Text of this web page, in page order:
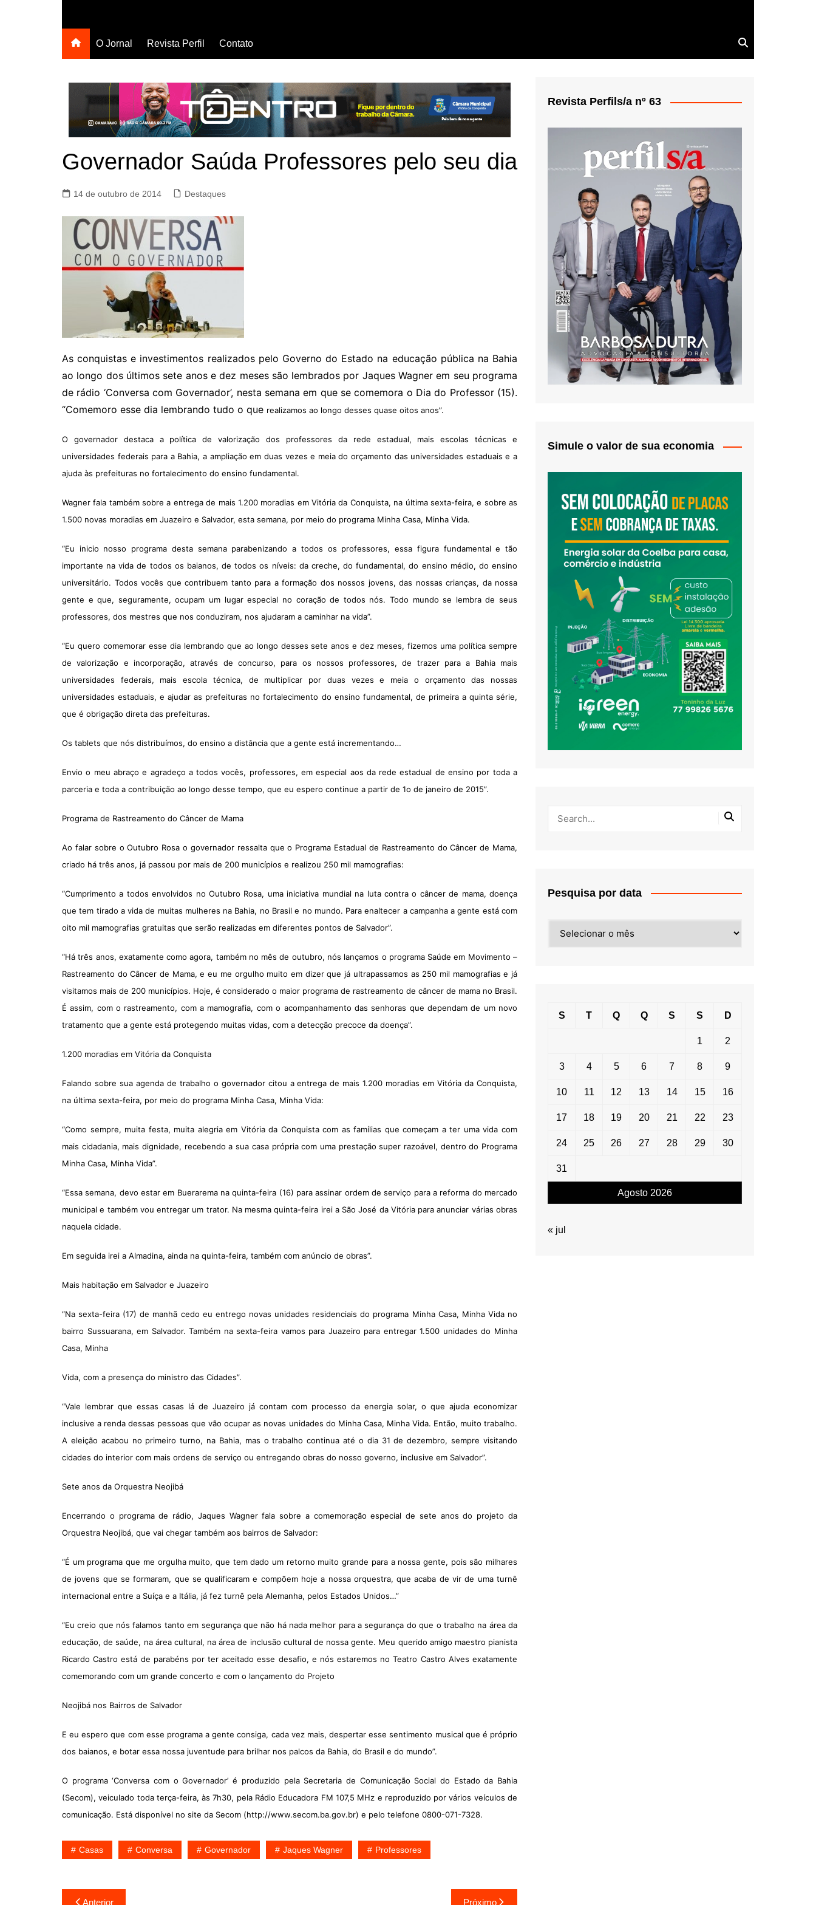
O Jornal Revista Perfil Contato
Governador Saúda Professores pelo seu dia
14 de outubro de 2014 Destaques
As conquistas e investimentos realizados pelo Governo do Estado na educação pública na Bahia
ao longo dos últimos sete anos e dez meses são lembrados por Jaques Wagner em seu programa
de rádio ‘Conversa com Governador’, nesta semana em que se comemora o Dia do Professor (15).
“Comemoro esse dia lembrando tudo o que realizamos ao longo desses quase oitos anos”.
O governador destaca a política de valorização dos professores da rede estadual, mais escolas técnicas e
universidades federais para a Bahia, a ampliação em duas vezes e meia do orçamento das universidades estaduais e a
ajuda às prefeituras no fortalecimento do ensino fundamental.
Wagner fala também sobre a entrega de mais 1.200 moradias em Vitória da Conquista, na última sexta-feira, e sobre as
1.500 novas moradias em Juazeiro e Salvador, esta semana, por meio do programa Minha Casa, Minha Vida.
“Eu inicio nosso programa desta semana parabenizando a todos os professores, essa figura fundamental e tão
importante na vida de todos os baianos, de todos os níveis: da creche, do fundamental, do ensino médio, do ensino
universitário. Todos vocês que contribuem tanto para a formação dos nossos jovens, das nossas crianças, da nossa
gente e que, seguramente, ocupam um lugar especial no coração de todos nós. Todo mundo se lembra de seus
professores, dos mestres que nos conduziram, nos ajudaram a caminhar na vida”.
“Eu quero comemorar esse dia lembrando que ao longo desses sete anos e dez meses, fizemos uma política sempre
de valorização e incorporação, através de concurso, para os nossos professores, de trazer para a Bahia mais
universidades federais, mais escola técnica, de multiplicar por duas vezes e meia o orçamento das nossas
universidades estaduais, e ajudar as prefeituras no fortalecimento do ensino fundamental, de primeira a quinta série,
que é obrigação direta das prefeituras.
Os tablets que nós distribuímos, do ensino a distância que a gente está incrementando…
Envio o meu abraço e agradeço a todos vocês, professores, em especial aos da rede estadual de ensino por toda a
parceria e toda a contribuição ao longo desse tempo, que eu espero continue a partir de 1o de janeiro de 2015”.
Programa de Rastreamento do Câncer de Mama
Ao falar sobre o Outubro Rosa o governador ressalta que o Programa Estadual de Rastreamento do Câncer de Mama,
criado há três anos, já passou por mais de 200 municípios e realizou 250 mil mamografias:
“Cumprimento a todos envolvidos no Outubro Rosa, uma iniciativa mundial na luta contra o câncer de mama, doença
que tem tirado a vida de muitas mulheres na Bahia, no Brasil e no mundo. Para enaltecer a campanha a gente está com
oito mil mamografias gratuitas que serão realizadas em diferentes pontos de Salvador”.
“Há três anos, exatamente como agora, também no mês de outubro, nós lançamos o programa Saúde em Movimento –
Rastreamento do Câncer de Mama, e eu me orgulho muito em dizer que já ultrapassamos as 250 mil mamografias e já
visitamos mais de 200 municípios. Hoje, é considerado o maior programa de rastreamento de câncer de mama no Brasil.
É assim, com o rastreamento, com a mamografia, com o acompanhamento das senhoras que dependam de um novo
tratamento que a gente está protegendo muitas vidas, com a detecção precoce da doença”.
1.200 moradias em Vitória da Conquista
Falando sobre sua agenda de trabalho o governador citou a entrega de mais 1.200 moradias em Vitória da Conquista,
na última sexta-feira, por meio do programa Minha Casa, Minha Vida:
“Como sempre, muita festa, muita alegria em Vitória da Conquista com as famílias que começam a ter uma vida com
mais cidadania, mais dignidade, recebendo a sua casa própria com uma prestação super razoável, dentro do Programa
Minha Casa, Minha Vida”.
“Essa semana, devo estar em Buerarema na quinta-feira (16) para assinar ordem de serviço para a reforma do mercado
municipal e também vou entregar um trator. Na mesma quinta-feira irei a São José da Vitória para anunciar várias obras
naquela cidade.
Em seguida irei a Almadina, ainda na quinta-feira, também com anúncio de obras”.
Mais habitação em Salvador e Juazeiro
“Na sexta-feira (17) de manhã cedo eu entrego novas unidades residenciais do programa Minha Casa, Minha Vida no
bairro Sussuarana, em Salvador. Também na sexta-feira vamos para Juazeiro para entregar 1.500 unidades do Minha
Casa, Minha
Vida, com a presença do ministro das Cidades”.
“Vale lembrar que essas casas lá de Juazeiro já contam com processo da energia solar, o que ajuda economizar
inclusive a renda dessas pessoas que vão ocupar as novas unidades do Minha Casa, Minha Vida. Então, muito trabalho.
A eleição acabou no primeiro turno, na Bahia, mas o trabalho continua até o dia 31 de dezembro, sempre visitando
cidades do interior com mais ordens de serviço ou entregando obras do nosso governo, inclusive em Salvador”.
Sete anos da Orquestra Neojibá
Encerrando o programa de rádio, Jaques Wagner fala sobre a comemoração especial de sete anos do projeto da
Orquestra Neojibá, que vai chegar também aos bairros de Salvador:
“É um programa que me orgulha muito, que tem dado um retorno muito grande para a nossa gente, pois são milhares
de jovens que se formaram, que se qualificaram e compõem hoje a nossa orquestra, que acaba de vir de uma turnê
internacional entre a Suíça e a Itália, já fez turnê pela Alemanha, pelos Estados Unidos…”
“Eu creio que nós falamos tanto em segurança que não há nada melhor para a segurança do que o trabalho na área da
educação, de saúde, na área cultural, na área de inclusão cultural de nossa gente. Meu querido amigo maestro pianista
Ricardo Castro está de parabéns por ter aceitado esse desafio, e nós estaremos no Teatro Castro Alves exatamente
comemorando com um grande concerto e com o lançamento do Projeto
Neojibá nos Bairros de Salvador
E eu espero que com esse programa a gente consiga, cada vez mais, despertar esse sentimento musical que é próprio
dos baianos, e botar essa nossa juventude para brilhar nos palcos da Bahia, do Brasil e do mundo”.
O programa ‘Conversa com o Governador’ é produzido pela Secretaria de Comunicação Social do Estado da Bahia
(Secom), veiculado toda terça-feira, às 7h30, pela Rádio Educadora FM 107,5 MHz e reproduzido por vários veículos de
comunicação. Está disponível no site da Secom (http://www.secom.ba.gov.br) e pelo telefone 0800-071-7328.
Casas Conversa Governador Jaques Wagner Professores
Navegação
Anterior Próximo
Revista Perfils/a nº 63
Simule o valor de sua economia
Pesquisa por data
por
Agosto 2026
S T Q Q S S D
1 2
3 4 5 6 7 8 9
10 11 12 13 14 15 16
17 18 19 20 21 22 23
24 25 26 27 28 29 30
31
« jul